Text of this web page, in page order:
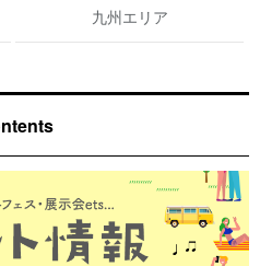
九州エリア